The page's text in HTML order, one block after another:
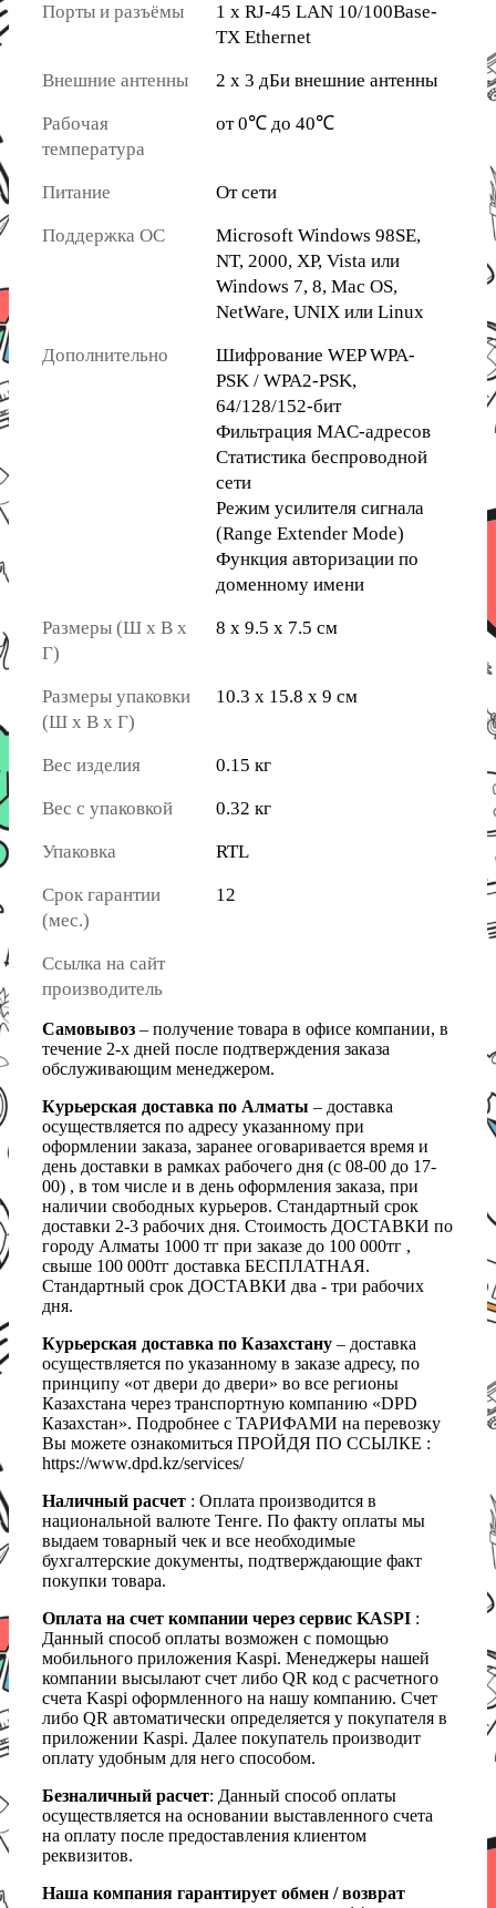
Порты и разъёмы
1 x RJ-45 LAN 10/100Base-
TX Ethernet
Внешние антенны 2 x 3 дБи внешние антенны
Рабочая
температура
от 0℃ до 40℃
Питание От сети
Поддержка ОС
Microsoft Windows 98SE,
NT, 2000, XP, Vista или
Windows 7, 8, Mac OS,
NetWare, UNIX или Linux
Дополнительно
Шифрование WEP WPA-
PSK / WPA2-PSK,
64/128/152-бит
Фильтрация MAC-адресов
Статистика беспроводной
сети
Режим усилителя сигнала
(Range Extender Mode)
Функция авторизации по
доменному имени
Размеры (Ш х В х
Г)
8 х 9.5 х 7.5 см
Размеры упаковки
(Ш х В х Г)
10.3 х 15.8 х 9 см
Вес изделия 0.15 кг
Вес с упаковкой 0.32 кг
Упаковка RTL
Срок гарантии
(мес.)
12
Ссылка на сайт
производитель
Самовывоз – получение товара в офисе компании, в
течение 2-х дней после подтверждения заказа
обслуживающим менеджером.
Курьерская доставка по Алматы – доставка
осуществляется по адресу указанному при
оформлении заказа, заранее оговаривается время и
день доставки в рамках рабочего дня (с 08-00 до 17-
00) , в том числе и в день оформления заказа, при
наличии свободных курьеров. Стандартный срок
доставки 2-3 рабочих дня. Стоимость ДОСТАВКИ по
городу Алматы 1000 тг при заказе до 100 000тг ,
свыше 100 000тг доставка БЕСПЛАТНАЯ.
Стандартный срок ДОСТАВКИ два - три рабочих
дня.
Курьерская доставка по Казахстану – доставка
осуществляется по указанному в заказе адресу, по
принципу «от двери до двери» во все регионы
Казахстана через транспортную компанию «DPD
Казахстан». Подробнее с ТАРИФАМИ на перевозку
Вы можете ознакомиться ПРОЙДЯ ПО ССЫЛКЕ :
https://www.dpd.kz/services/
Наличный расчет : Оплата производится в
национальной валюте Тенге. По факту оплаты мы
выдаем товарный чек и все необходимые
бухгалтерские документы, подтверждающие факт
покупки товара.
Оплата на счет компании через сервис KASPI :
Данный способ оплаты возможен с помощью
мобильного приложения Kaspi. Менеджеры нашей
компании высылают счет либо QR код с расчетного
счета Kaspi оформленного на нашу компанию. Счет
либо QR автоматически определяется у покупателя в
приложении Kaspi. Далее покупатель производит
оплату удобным для него способом.
Безналичный расчет: Данный способ оплаты
осуществляется на основании выставленного счета
на оплату после предоставления клиентом
реквизитов.
Наша компания гарантирует обмен / возврат